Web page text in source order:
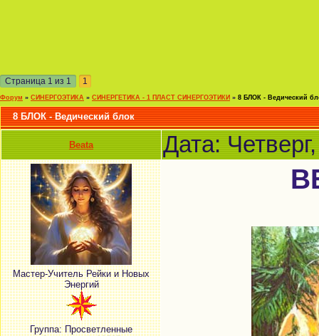
Страница 1 из 1 1
Форум » СИНЕРГОЭТИКА » СИНЕРГЕТИКА - 1 ПЛАСТ СИНЕРГОЭТИКИ » 8 БЛОК - Ведический
8 БЛОК - Ведический блок
Beata Дата:
Мастер-Учитель Рейки и Новых
Энергий
Группа: Просветленные